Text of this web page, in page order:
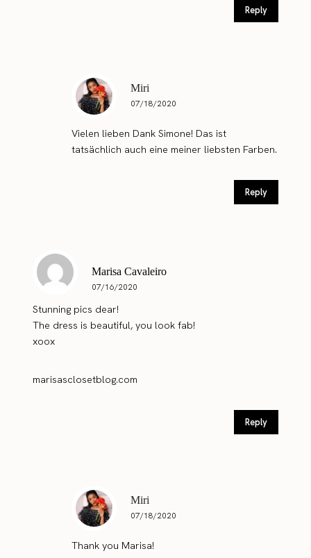
Reply
Miri
07/18/2020
Vielen lieben Dank Simone! Das ist
tatsächlich auch eine meiner liebsten Farben.
Reply
Marisa Cavaleiro
07/16/2020
Stunning pics dear!
The dress is beautiful, you look fab!
xoox
marisasclosetblog.com
Reply
Miri
07/18/2020
Thank you Marisa!